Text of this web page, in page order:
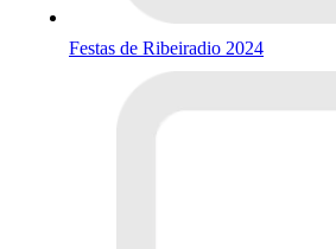
Festas de Ribeiradio 2024